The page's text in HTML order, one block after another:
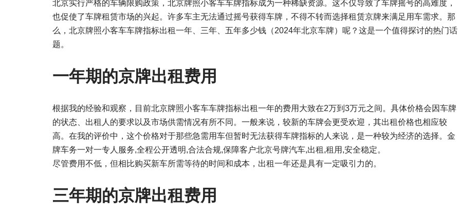
北京实行严格的车辆限购政策，北京牌照小客车车牌指标成为一种稀缺资源。这不仅导致了车牌摇号的高难度，
也促使了车牌租赁市场的兴起。许多车主无法通过摇号获得车牌，不得不转而选择租赁京牌来满足用车需求。那
么，北京牌照小客车车牌指标出租一年、三年、五年多少钱（2024年北京车牌）呢？这是一个值得探讨的热门话
题。
一年期的京牌出租费用
根据我的经验和观察，目前北京牌照小客车车牌指标出租一年的费用大致在2万到3万元之间。具体价格会因车牌
的状态、出租人的要求以及市场供需情况有所不同。一般来说，较新的车牌会更受欢迎，其出租价格也相应较
高。在我的评价中，这个价格对于那些急需用车但暂时无法获得车牌指标的人来说，是一种较为经济的选择。金
牌车务一对一专人服务,全程公开透明,合法合规,保障客户北京号牌汽车,出租,租用,安全稳定。
尽管费用不低，但相比购买新车所需等待的时间和成本，出租一年还是具有一定吸引力的。
三年期的京牌出租费用